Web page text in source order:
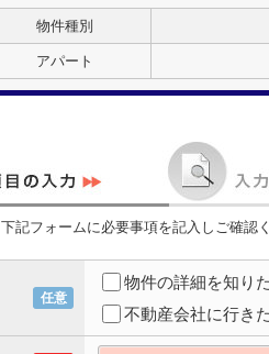
物件種別
アパート
下記フォームに必要事項を記入しご確認
任意
物件の詳細を知り
不動産会社に行き